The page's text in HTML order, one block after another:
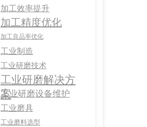
加工效率提升
加工精度优化
加工良品率优化
工业制造
工业研磨技术
工业研磨解决方
案
工业研磨设备维护
工业磨具
工业磨料选型